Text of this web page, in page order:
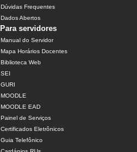
Dúvidas Frequentes
Dados Abertos
Para servidores
Manual do Servidor
Mapa Horários Docentes
Biblioteca Web
SEI
GURI
MOODLE
MOODLE EAD
Painel de Serviços
Certificados Eletrônicos
Guia Telefônico